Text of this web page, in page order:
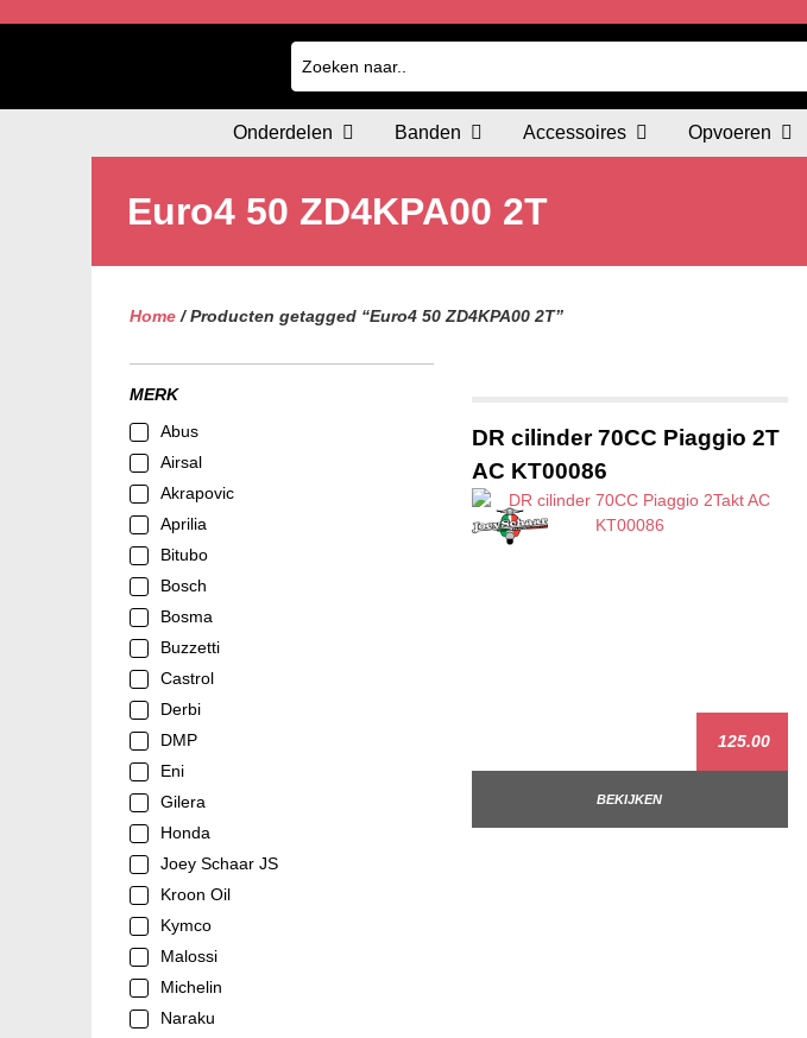
Onderdelen Banden Accessoires Opvoeren
Euro4 50 ZD4KPA00 2T
Home/ Producten getagged “Euro4 50 ZD4KPA00 2T”
MERK
Abus
Airsal
Akrapovic
Aprilia
Bitubo
Bosch
Bosma
Buzzetti
Castrol
Derbi
DMP
Eni
Gilera
Honda
Joey Schaar JS
Kroon Oil
Kymco
Malossi
Michelin
Naraku
DR cilinder 70CC Piaggio 2T
AC KT00086
125.00
BEKIJKEN